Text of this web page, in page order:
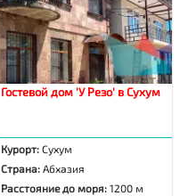
Гостевой дом 'У Резо' в Сухум
Курорт:Сухум
Страна:Абхазия
Расстояние до моря:1200 м